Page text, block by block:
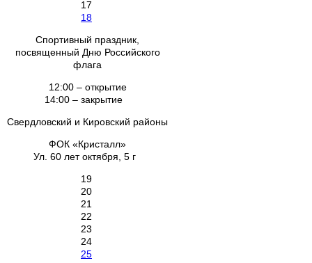
17
18
Спортивный праздник,
посвященный Дню Российского
флага
12:00 – открытие
14:00 – закрытие
Свердловский и Кировский районы
ФОК «Кристалл»
Ул. 60 лет октября, 5 г
19
20
21
22
23
24
25